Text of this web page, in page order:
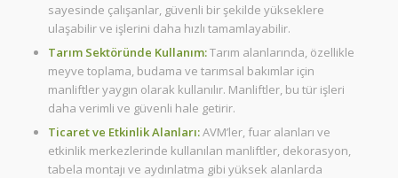
sayesinde çalışanlar, güvenli bir şekilde yükseklere
ulaşabilir ve işlerini daha hızlı tamamlayabilir.
Tarım Sektöründe Kullanım:Tarım alanlarında, özellikle
meyve toplama, budama ve tarımsal bakımlar için
manliftler yaygın olarak kullanılır. Manliftler, bu tür işleri
daha verimli ve güvenli hale getirir.
Ticaret ve Etkinlik Alanları:AVM’ler, fuar alanları ve
etkinlik merkezlerinde kullanılan manliftler, dekorasyon,
tabela montajı ve aydınlatma gibi yüksek alanlarda